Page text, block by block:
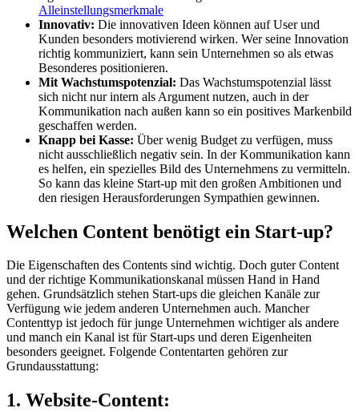
Alleinstellungsmerkmale
Innovativ: Die innovativen Ideen können auf User und
Kunden besonders motivierend wirken. Wer seine Innovation
richtig kommuniziert, kann sein Unternehmen so als etwas
Besonderes positionieren.
Mit Wachstumspotenzial: Das Wachstumspotenzial lässt
sich nicht nur intern als Argument nutzen, auch in der
Kommunikation nach außen kann so ein positives Markenbild
geschaffen werden.
Knapp bei Kasse: Über wenig Budget zu verfügen, muss
nicht ausschließlich negativ sein. In der Kommunikation kann
es helfen, ein spezielles Bild des Unternehmens zu vermitteln.
So kann das kleine Start-up mit den großen Ambitionen und
den riesigen Herausforderungen Sympathien gewinnen.
Welchen Content benötigt ein Start-up?
Die Eigenschaften des Contents sind wichtig. Doch guter Content
und der richtige Kommunikationskanal müssen Hand in Hand
gehen. Grundsätzlich stehen Start-ups die gleichen Kanäle zur
Verfügung wie jedem anderen Unternehmen auch. Mancher
Contenttyp ist jedoch für junge Unternehmen wichtiger als andere
und manch ein Kanal ist für Start-ups und deren Eigenheiten
besonders geeignet. Folgende Contentarten gehören zur
Grundausstattung:
1. Website-Content: